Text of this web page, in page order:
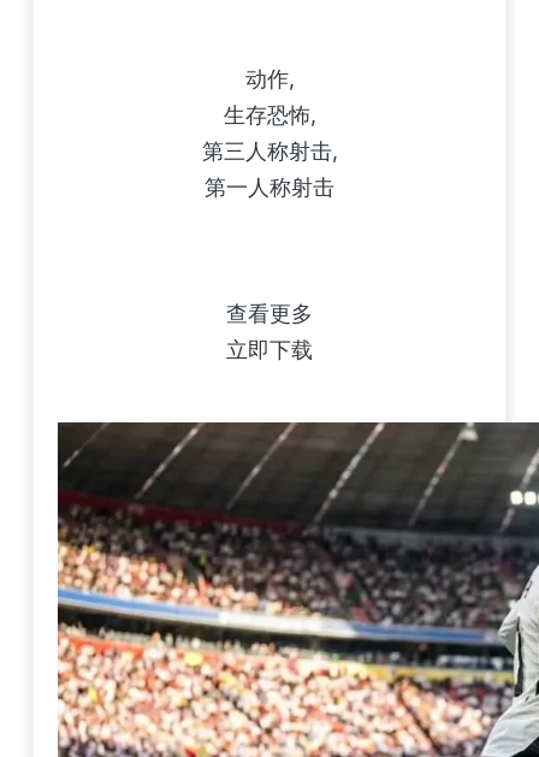
动作,
生存恐怖,
第三人称射击,
第一人称射击
查看更多
立即下载